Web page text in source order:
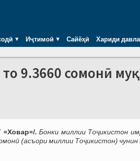
Иҷтимоӣ Сайёҳӣ Хариди
9.3660 сомонӣ
. Бонки миллии Тоҷикистон
(асъори миллии Тоҷикистон) чунин